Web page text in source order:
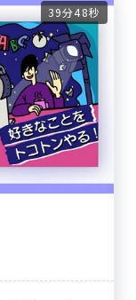
39分48秒